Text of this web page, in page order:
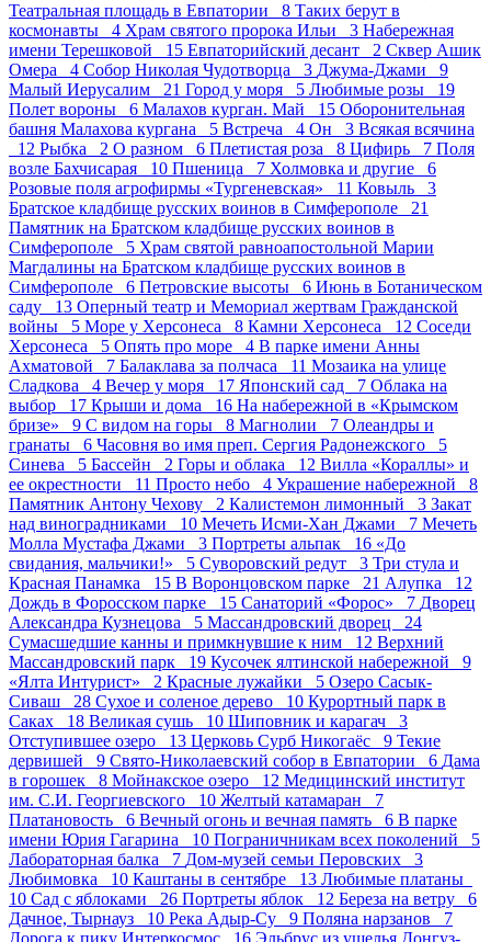
Театральная площадь в Евпатории 8 Таких берут в
космонавты 4 Храм святого пророка Ильи 3 Набережная
имени Терешковой 15 Евпаторийский десант 2 Сквер Ашик
Омера 4 Собор Николая Чудотворца 3 Джума-Джами 9
Малый Иерусалим 21 Город у моря 5 Любимые розы 19
Полет вороны 6 Малахов курган. Май 15 Оборонительная
башня Малахова кургана 5 Встреча 4 Он 3 Всякая всячина
12 Рыбка 2 О разном 6 Плетистая роза 8 Цифирь 7 Поля
возле Бахчисарая 10 Пшеница 7 Холмовка и другие 6
Розовые поля агрофирмы «Тургеневская» 11 Ковыль 3
Братское кладбище русских воинов в Симферополе 21
Памятник на Братском кладбище русских воинов в
Симферополе 5 Храм святой равноапостольной Марии
Магдалины на Братском кладбище русских воинов в
Симферополе 6 Петровские высоты 6 Июнь в Ботаническом
саду 13 Оперный театр и Мемориал жертвам Гражданской
войны 5 Море у Херсонеса 8 Камни Херсонеса 12 Соседи
Херсонеса 5 Опять про море 4 В парке имени Анны
Ахматовой 7 Балаклава за полчаса 11 Мозаика на улице
Сладкова 4 Вечер у моря 17 Японский сад 7 Облака на
выбор 17 Крыши и дома 16 На набережной в «Крымском
бризе» 9 С видом на горы 8 Магнолии 7 Олеандры и
гранаты 6 Часовня во имя преп. Сергия Радонежского 5
Синева 5 Бассейн 2 Горы и облака 12 Вилла «Кораллы» и
ее окрестности 11 Просто небо 4 Украшение набережной 8
Памятник Антону Чехову 2 Калистемон лимонный 3 Закат
над виноградниками 10 Мечеть Исми-Хан Джами 7 Мечеть
Молла Мустафа Джами 3 Портреты альпак 16 «До
свидания, мальчики!» 5 Суворовский редут 3 Три стула и
Красная Панамка 15 В Воронцовском парке 21 Алупка 12
Дождь в Форосском парке 15 Санаторий «Форос» 7 Дворец
Александра Кузнецова 5 Массандровский дворец 24
Сумасшедшие канны и примкнувшие к ним 12 Верхний
Массандровский парк 19 Кусочек ялтинской набережной 9
«Ялта Интурист» 2 Красные лужайки 5 Озеро Сасык-
Сиваш 28 Сухое и соленое дерево 10 Курортный парк в
Саках 18 Великая сушь 10 Шиповник и карагач 3
Отступившее озеро 13 Церковь Сурб Никогаёс 9 Текие
дервишей 9 Свято-Николаевский собор в Евпатории 6 Дама
в горошек 8 Мойнакское озеро 12 Медицинский институт
им. С.И. Георгиевского 10 Желтый катамаран 7
Платановость 6 Вечный огонь и вечная память 6 В парке
имени Юрия Гагарина 10 Пограничникам всех поколений 5
Лабораторная балка 7 Дом-музей семьи Перовских 3
Любимовка 10 Каштаны в сентябре 13 Любимые платаны
10 Сад с яблоками 26 Портреты яблок 12 Береза на ветру 6
Дачное, Тырнауз 10 Река Адыр-Су 9 Поляна нарзанов 7
Дорога к пику Интеркосмос 16 Эльбрус из ущелья Донгуз-